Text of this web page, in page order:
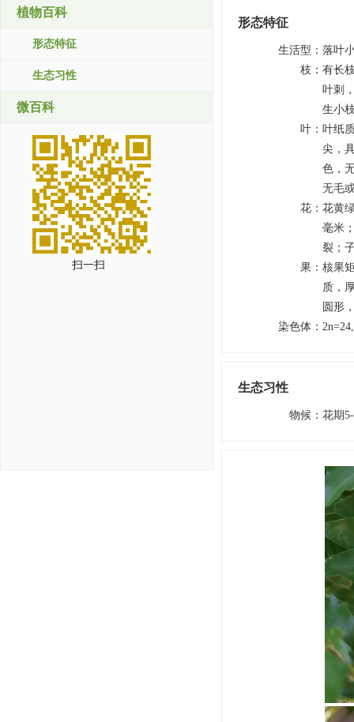
植物百科
形态特征
生态习性
微百科
扫一扫
形态特征
生活型 ： 落叶
枝 ： 有长
叶刺
生小
叶 ： 叶纸
尖，
色，
无毛
花 ： 花黄
毫米
裂；
果 ： 核果
质，
圆形
染色体 ：
生态习性
物候 ： 花期